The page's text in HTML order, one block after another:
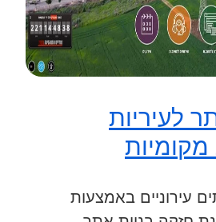
לעיריות
מקומיות
עירוניים באמצעות